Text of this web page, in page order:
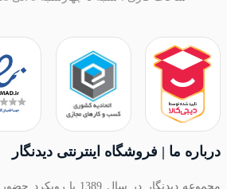
درباره ما | فروشگاه اینترنتی دیدنگار
مجموعه دیدنگار در سال